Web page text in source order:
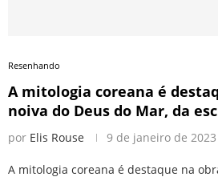
Resenhando
A mitologia coreana é
noiva do Deus do Mar, da
por Elis Rouse 9 de janeiro de 2023
A mitologia coreana é destaque na